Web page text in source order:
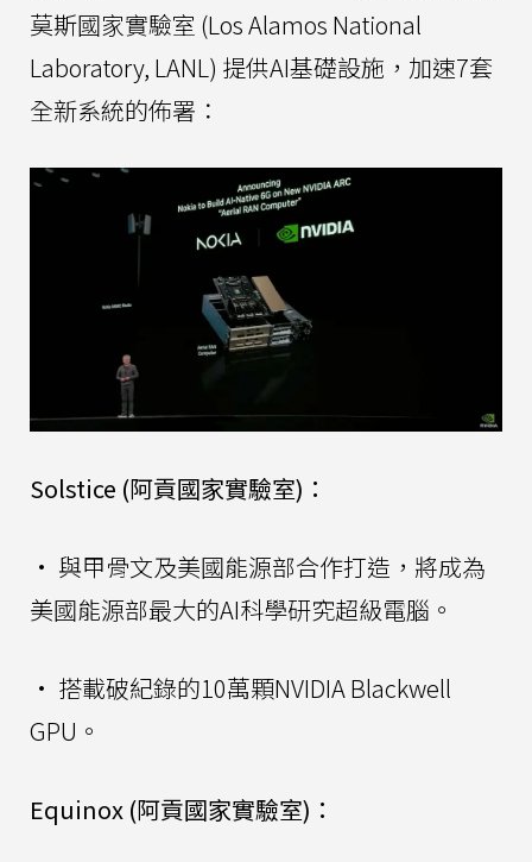
莫斯國家實驗室 (Los Alamos National
Laboratory, LANL) 提供AI基礎設施，加速7套
全新系統的佈署：
Solstice (阿貢國家實驗室)：
• 與甲骨文及美國能源部合作打造，將成為
美國能源部最大的AI科學研究超級電腦。
• 搭載破紀錄的10萬顆NVIDIA Blackwell
GPU。
Equinox (阿貢國家實驗室)：